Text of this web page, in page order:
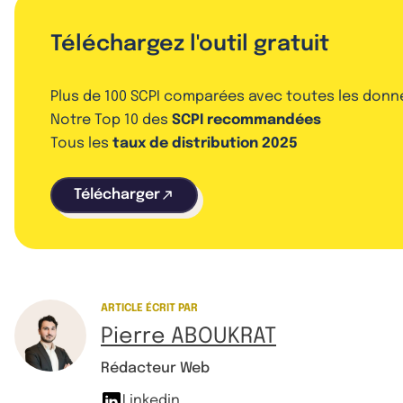
Téléchargez l'outil gratuit
Plus de 100 SCPI comparées avec toutes les
Notre Top 10 des SCPI recommandées
Tous les taux de distribution 2025
Télécharger
ARTICLE ÉCRIT PAR
Pierre ABOUKRAT
Rédacteur Web